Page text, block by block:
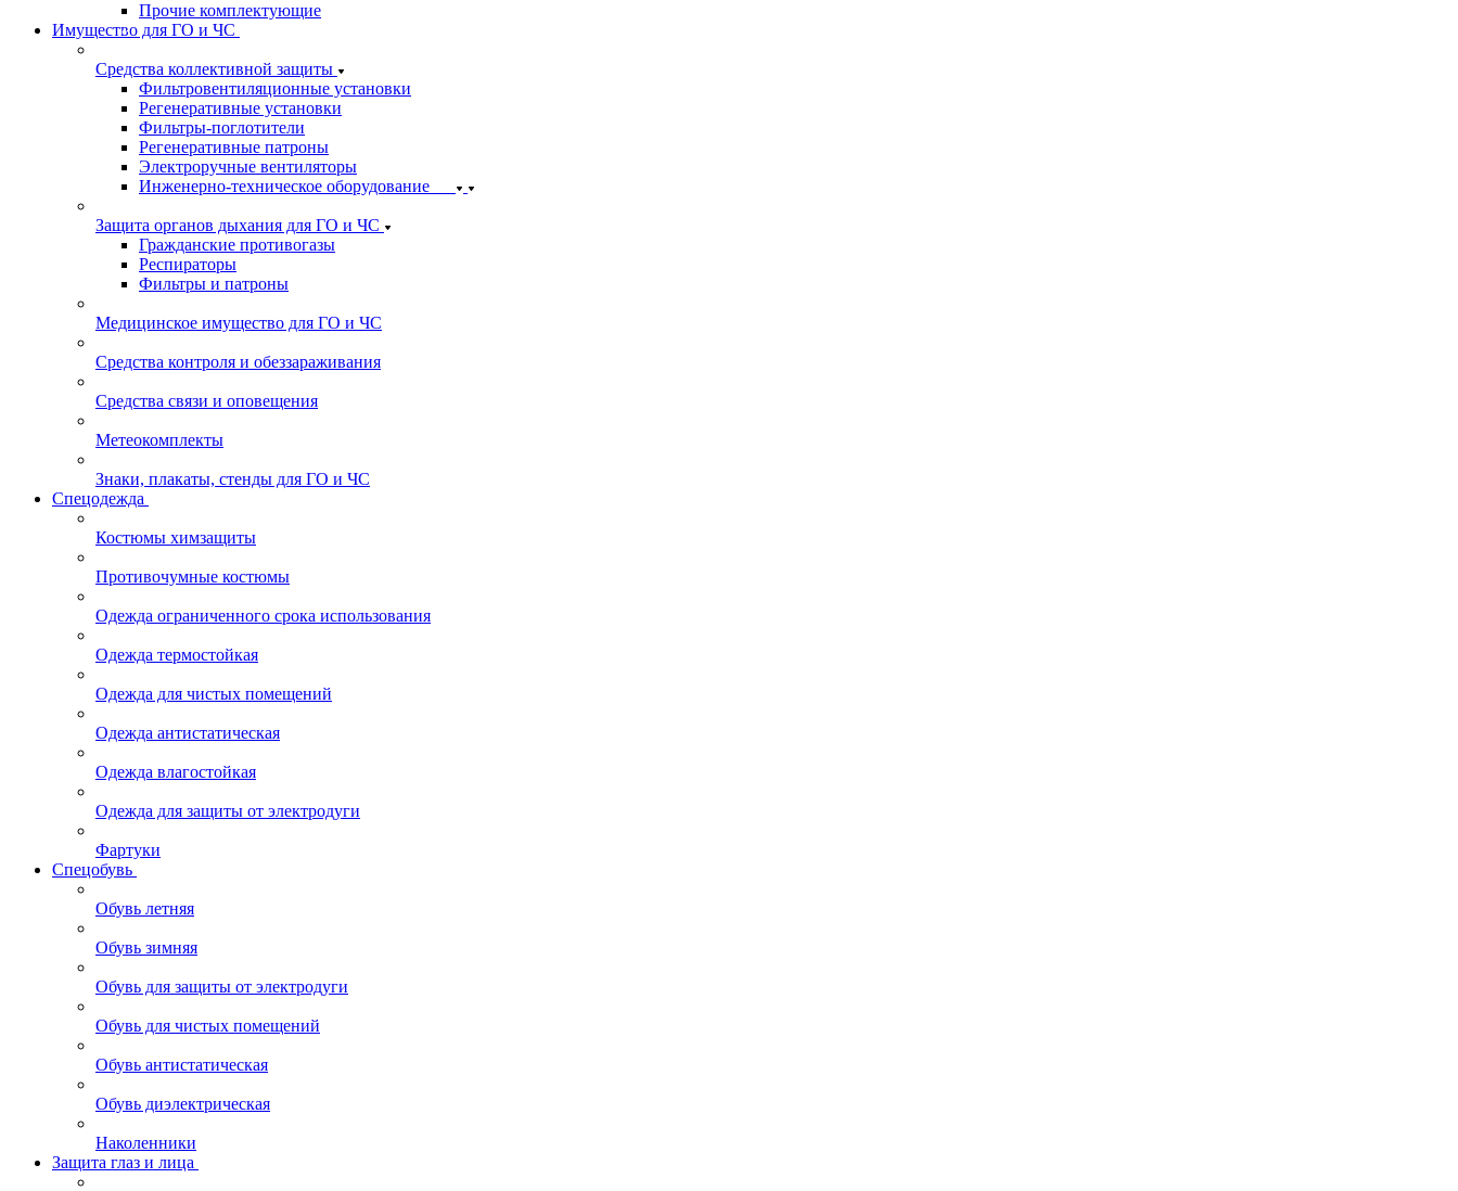
Прочие комплектующие
Имущество для ГО и ЧС
Средства коллективной защиты
Фильтровентиляционные установки
Регенеративные установки
Фильтры-поглотители
Регенеративные патроны
Электроручные вентиляторы
Инженерно-техническое оборудование
Защита органов дыхания для ГО и ЧС
Гражданские противогазы
Респираторы
Фильтры и патроны
Медицинское имущество для ГО и ЧС
Средства контроля и обеззараживания
Средства связи и оповещения
Метеокомплекты
Знаки, плакаты, стенды для ГО и ЧС
Спецодежда
Костюмы химзащиты
Противочумные костюмы
Одежда ограниченного срока использования
Одежда термостойкая
Одежда для чистых помещений
Одежда антистатическая
Одежда влагостойкая
Одежда для защиты от электродуги
Фартуки
Спецобувь
Обувь летняя
Обувь зимняя
Обувь для защиты от электродуги
Обувь для чистых помещений
Обувь антистатическая
Обувь диэлектрическая
Наколенники
Защита глаз и лица